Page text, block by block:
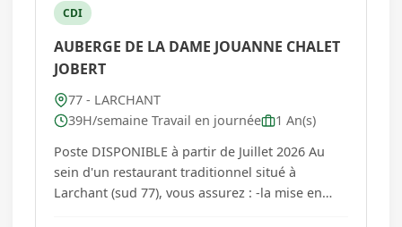
CDI
AUBERGE DE LA DAME JOUANNE CHALET
JOBERT
77 - LARCHANT
39H/semaine Travail en journée
1 An(s)
Poste DISPONIBLE à partir de Juillet 2026 Au
sein d'un restaurant traditionnel situé à
Larchant (sud 77), vous assurez : -la mise en